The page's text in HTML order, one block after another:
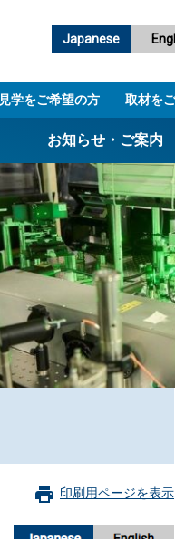
Japanese
見学をご希望の方 取材を
お知らせ・ご案内
パ
ニ
設
図
印刷用ページを表示